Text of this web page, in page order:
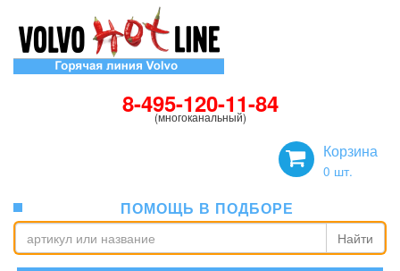
8-495-120-11-84
(многоканальный)
Корзина
0 шт.
ПОМОЩЬ В ПОДБОРЕ
Найти